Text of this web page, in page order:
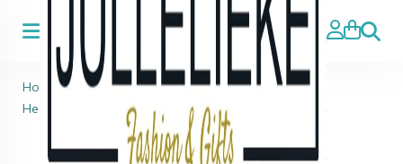
Zoeken
Home >
Pokemon Charizard Tas Shopping Bag
Headphones